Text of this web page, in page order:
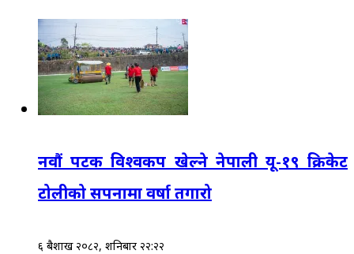
नवौं पटक विश्वकप खेल्ने नेपाली यू-१९ क्रिकेट
टोलीको सपनामा वर्षा तगारो
६ बैशाख २०८२, शनिबार २२:२२